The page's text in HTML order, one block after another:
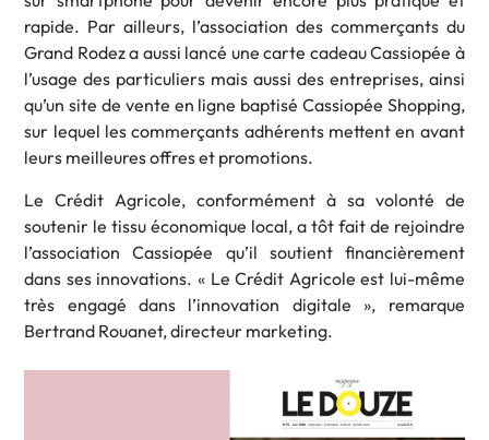
rapide. Par ailleurs, l’association des commerçants du
Grand Rodez a aussi lancé une carte cadeau Cassiopée à
l’usage des particuliers mais aussi des entreprises, ainsi
qu’un site de vente en ligne baptisé Cassiopée Shopping,
sur lequel les commerçants adhérents mettent en avant
leurs meilleures offres et promotions.
Le Crédit Agricole, conformément à sa volonté de
soutenir le tissu économique local, a tôt fait de rejoindre
l’association Cassiopée qu’il soutient financièrement
dans ses innovations. « Le Crédit Agricole est lui-même
très engagé dans l’innovation digitale », remarque
Bertrand Rouanet, directeur marketing.